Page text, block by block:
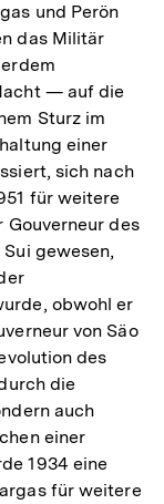
und Perön
das Militär
— auf die
Sturz im
einer
sich nach
für weitere
des
gewesen,
obwohl er
von Säo
des
die
auch
einer
1934 eine
für weitere